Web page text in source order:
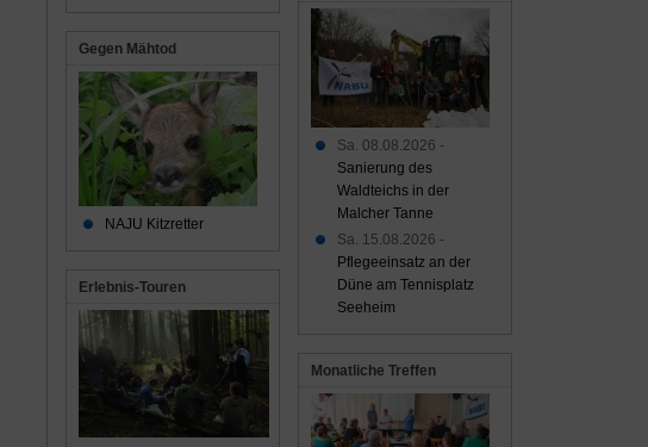
Sa. 08.08.2026 -
Sanierung des
Waldteichs in der
Malcher Tanne
Sa. 15.08.2026 -
Pflegeeinsatz an der
Düne am Tennisplatz
Seeheim
Monatliche Treffen
Gegen Mähtod
NAJU Kitzretter
Erlebnis-Touren